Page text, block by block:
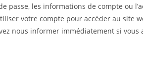
les informations de compte ou
votre compte pour accéder au site
nous informer immédiatement si vous